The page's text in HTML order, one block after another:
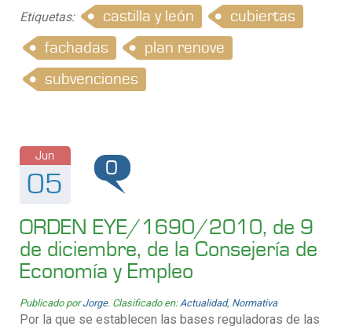
Etiquetas: castilla y león
cubiertas
fachadas
plan renove
subvenciones
Jun
05
0
ORDEN EYE/1690/2010, de 9
de diciembre, de la Consejería de
Economía y Empleo
Publicado porJorge. Clasificado en:Actualidad, Normativa
Por la que se establecen las bases reguladoras de las